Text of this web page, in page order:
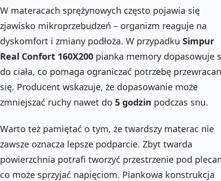
W materacach sprężynowych często pojawia się
zjawisko mikroprzebudzeń – organizm reaguje na
dyskomfort i zmiany podłoża. W przypadku Simpur
Real Confort 160X200 pianka memory dopasowuje
do ciała, co pomaga ograniczać potrzebę
się. Producent wskazuje, że dopasowanie może
zmniejszać ruchy nawet do 5 godzin podczas snu.
Warto też pamiętać o tym, że twardszy materac nie
zawsze oznacza lepsze podparcie. Zbyt twarda
powierzchnia potrafi tworzyć przestrzenie pod
co może sprzyjać napięciom. Piankowa konstrukcja